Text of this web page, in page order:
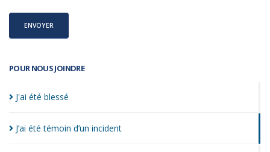
POUR NOUS JOINDRE
J'ai été blessé
J’ai été témoin d’un incident
ENVOYER